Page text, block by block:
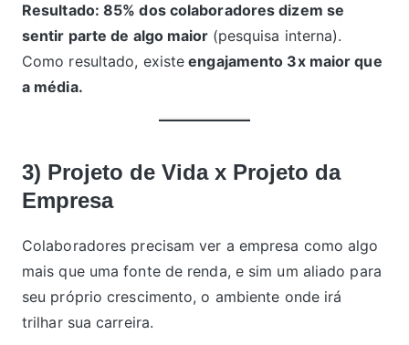
Resultado: 85% dos colaboradores dizem se
sentir parte de algo maior (pesquisa interna).
Como resultado, existe engajamento 3x maior que
a média.
3) Projeto de Vida x Projeto da
Empresa
Colaboradores precisam ver a empresa como algo
mais que uma fonte de renda, e sim um aliado para
seu próprio crescimento, o ambiente onde irá
trilhar sua carreira.